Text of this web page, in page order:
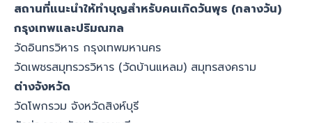
สถานที่แนะนำให้ทำบุญสำหรับคนเกิดวันพุธ (กลางวัน)
กรุงเทพและปริมณฑล
วัดอินทรวิหาร กรุงเทพมหานคร
วัดเพชรสมุทรวรวิหาร (วัดบ้านแหลม) สมุทรสงคราม
ต่างจังหวัด
วัดโพกรวม จังหวัดสิงห์บุรี